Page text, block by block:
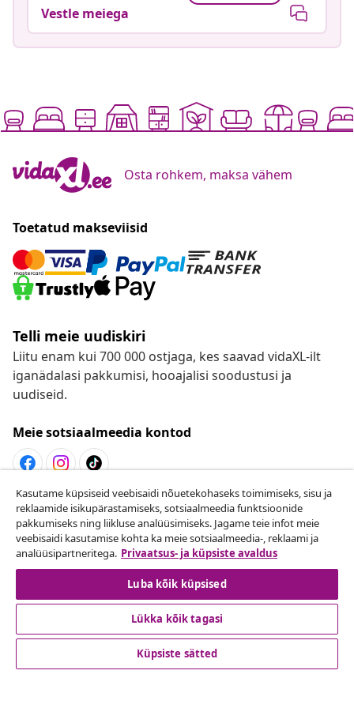
Vestle meiega
Osta rohkem, maksa vähem
Toetatud makseviisid
Telli meie uudiskiri
Liitu enam kui 700 000 ostjaga, kes saavad vidaXL-ilt
iganädalasi pakkumisi, hooajalisi soodustusi ja
uudiseid.
Meie sotsiaalmeedia kontod
Lepingust taganemine
Esita oma tellimuse kohta tagastamissoov.
Lepingust taganemine
Klienditeenindus
Kasutame küpsiseid veebisaidi nõuetekohaseks toimimiseks, sisu ja
reklaamide isikupärastamiseks, sotsiaalmeedia funktsioonide
pakkumiseks ning liikluse analüüsimiseks. Jagame teie infot meie
veebisaidi kasutamise kohta ka meie sotsiaalmeedia-, reklaami ja
analüüsipartneritega. Privaatsus- ja küpsiste avaldus
Luba kõik küpsised
Lükka kõik tagasi
Küpsiste sätted